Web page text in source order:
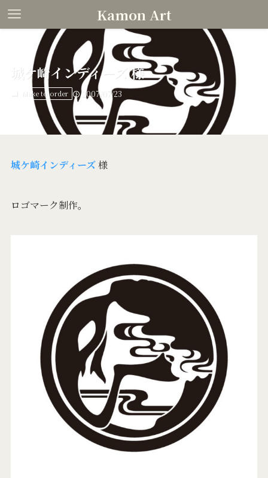
Kamon Art
城ケ崎インディーズ 様
Make to order 2007/07/23
城ケ崎インディーズ様
ロゴマーク制作。